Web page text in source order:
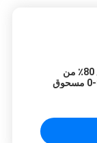
مصدر نباتي PH4-6 مجموع 80٪ من
حمض أميني مسحوق 16-0-0 مسحوق